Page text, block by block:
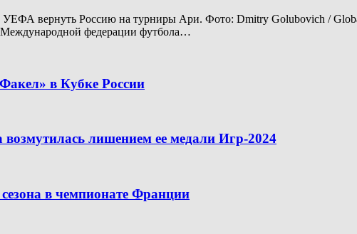
вернуть Россию на турниры Ари. Фото: Dmitry Golubovich /
Международной федерации футбола…
в Кубке России
лишением ее медали Игр-2024
в чемпионате Франции